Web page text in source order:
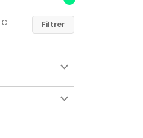
Filtrer
€